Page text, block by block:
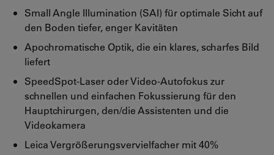
Small Angle Illumination (SAI) für optimale Sicht auf
den Boden tiefer, enger Kavitäten
Apochromatische Optik, die ein klares, scharfes Bild
liefert
SpeedSpot-Laser oder Video-Autofokus zur
schnellen und einfachen Fokussierung für den
Hauptchirurgen, den/die Assistenten und die
Videokamera
Leica Vergrößerungsvervielfacher mit 40%